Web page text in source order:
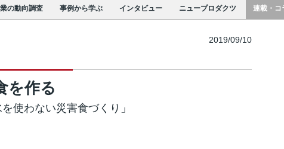
の動向調査 事例から学ぶ インタビュー ニュープロダクツ 連載・コ
2019/09/10
を作る
使わない災害食づくり」